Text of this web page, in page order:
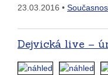
23.03.2016 •
Dejvická live –